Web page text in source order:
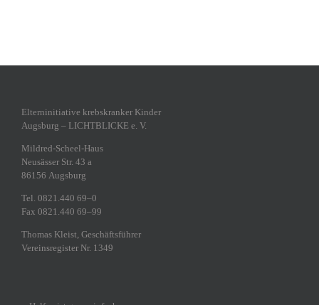
Eltern­in­itiative krebs­kranker Kinder
Augsburg – LICHTBLICKE e. V.
Mildred-Scheel-Haus
Neusässer Str. 43 a
86156 Augsburg
Tel. 0821.440 69–0
Fax 0821.440 69–99
Thomas Kleist, Geschäftsführer
Vereins­re­gister Nr. 1349